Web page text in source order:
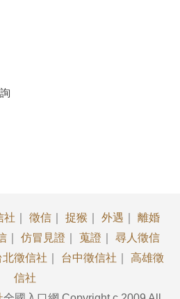
社 徵信 捉猴 外遇
離婚
仿冒見證 蒐證
尋人徵信
北徵信社 台中徵信社
高雄徵
信社